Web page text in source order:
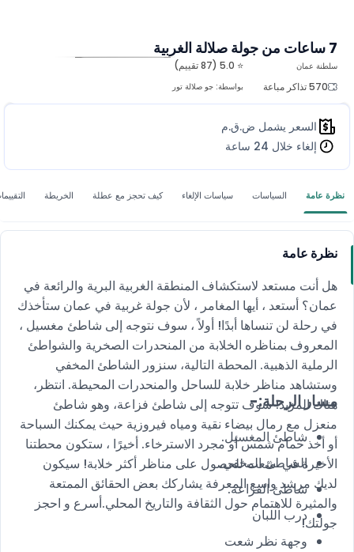
7 ساعات من جولة صلالة الغربية
⭐ 5.0 (87 تقييم)
570 تذاكر مباعة
بواسطة:جو صلالة تور
سلطنة عمان
السعر يشمل ض.ق.م
إلغاء خلال 24 ساعة
نظرة عامة السياسات سياسات الإلغاء كيف تحجز مع عطلة الخريطة
نظرة عامة
هل أنت مستعد لاستكشاف المنطقة الغربية البرية والرائعة في
عمان؟ أستعد ، أيها المغامر ، لأن جولة غربية في عمان ستأخذك
في رحلة لن تنساها أبدًا! أولاً ، سوف نتوجه إلى شاطئ مغسيل ،
المعروف بمناظره الخلابة من المنحدرات الصخرية والشواطئ
الرملية الذهبية. المحطة التالية، سنزور الشاطئ المخفي
وستشاهد مناظر خلابة للساحل والمنحدرات المحيطة. انتظر،
هناك المزيد! سوف تتوجه إلى شاطئ فزاعة، وهو شاطئ
منعزل مع رمال بيضاء نقية ومياه فيروزية حيث يمكنك السباحة
أو أخذ حمام شمس أو مجرد الاسترخاء. أخيرًا ، ستكون محطتنا
الأخيرة في شعت للحصول على مناظر أكثر خلابة! سيكون
لديك مرشد واسع المعرفة يشاركك بعض الحقائق الممتعة
والمثيرة للاهتمام حول الثقافة والتاريخ المحلي.أسرع و احجز
جولتك!
مسار الرحلة:-
شاطئ المغسيل.
الشاطئ المخفي.
شاطئ الفزاعة.
درب اللبان
وجهة نظر شعت